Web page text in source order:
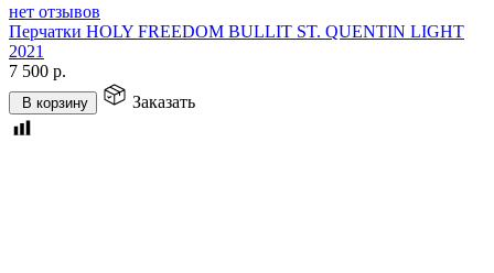
нет отзывов
Перчатки HOLY FREEDOM BULLIT ST. QUENTIN LIGHT
2021
7 500 р.
В корзину Заказать